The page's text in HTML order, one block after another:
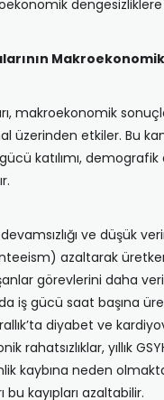
makroekonomik
üzerinden etkiler. Bu
katılımı,
devamsızlığı ve düşük
azaltarak
görevlerini daha
iş gücü saat başına
diyabet ve
rahatsızlıklar, yıllık
kaybına neden
bu kayıpları azaltabilir.